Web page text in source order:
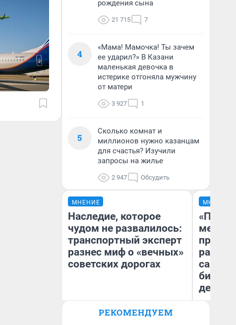
рождения сына
21 715 7
4
«Мама! Мамочка! Ты зачем
ее ударил?» В Казани
маленькая девочка в
истерике отгоняла мужчину
от матери
3 927 1
5
Сколько комнат и
миллионов нужно казанцам
для счастья? Изучили
запросы на жилье
2 947 Обсудить
МНЕНИЕ
Наследие, которое
чудом не развалилось:
транспортный эксперт
разнес миф о «вечных»
советских дорогах
Блогер, предприниматель,
МНЕНИЕ
самом
РЕКОМЕНДУЕМ